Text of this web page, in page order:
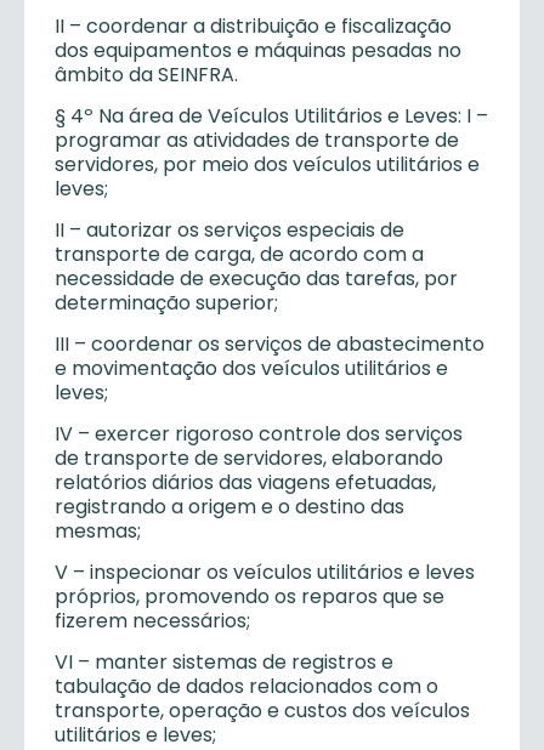
II – coordenar a distribuição e fiscalização
dos equipamentos e máquinas pesadas no
âmbito da SEINFRA.
§ 4º Na área de Veículos Utilitários e Leves: I –
programar as atividades de transporte de
servidores, por meio dos veículos utilitários e
leves;
II – autorizar os serviços especiais de
transporte de carga, de acordo com a
necessidade de execução das tarefas, por
determinação superior;
III – coordenar os serviços de abastecimento
e movimentação dos veículos utilitários e
leves;
IV – exercer rigoroso controle dos serviços
de transporte de servidores, elaborando
relatórios diários das viagens efetuadas,
registrando a origem e o destino das
mesmas;
V – inspecionar os veículos utilitários e leves
próprios, promovendo os reparos que se
fizerem necessários;
VI – manter sistemas de registros e
tabulação de dados relacionados com o
transporte, operação e custos dos veículos
utilitários e leves;